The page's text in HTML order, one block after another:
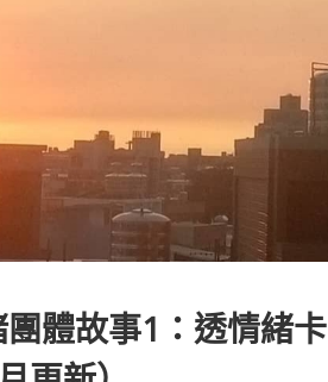
體故事1：透情緒卡